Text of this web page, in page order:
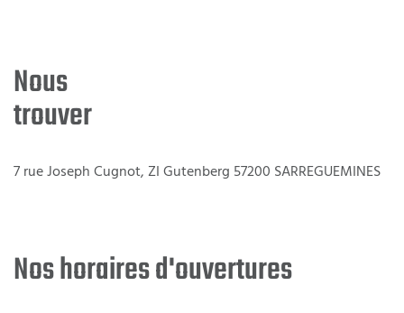
Nous
trouver
7 rue Joseph Cugnot, ZI Gutenberg 57200 SARREGUEMINES
Nos horaires d'ouvertures